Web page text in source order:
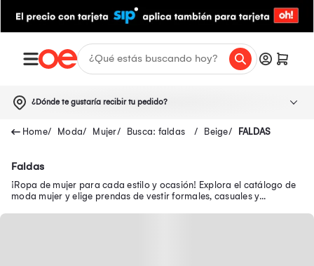
¿Dónde te gustaría recibir tu pedido?
Moda Mujer Busca: faldas Beige FALDAS
Faldas
¡Ropa de mujer para cada estilo y ocasión! Explora el catálogo de
moda mujer y elige prendas de vestir formales, casuales y